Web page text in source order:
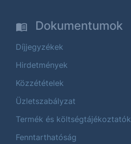
Dokumentumok
Díjjegyzékek
Hirdetmények
Közzétételek
Üzletszabályzat
Termék és költségtájékoztatók
Fenntarthatóság